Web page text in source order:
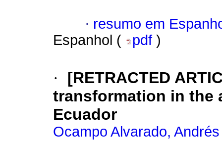
· resumo em
Espanhol (
pdf )
·
[RETRACTED
transformation in the
Ecuador
Ocampo Alvarado,